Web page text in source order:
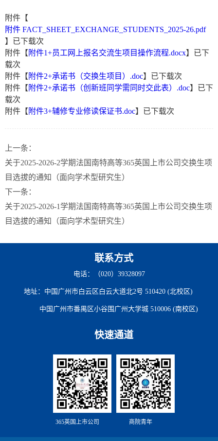
附件【
附件 FACT_SHEET_EXCHANGE_STUDENTS_2025-26.pdf
】已下载次
附件【 附件1+员工网上报名交流生项目操作流程.docx】已下
载次
附件【 附件2+承诺书（交换生项目）.doc】已下载次
附件【 附件2+承诺书（创新班同学需同时交此表）.doc】已下
载次
附件【 附件3+辅修专业修读保证书.doc】已下载次
上一条：
关于2025-2026-2学期法国南特高等365英国上市公司交换生项
目选拔的通知（面向学术型研究生）
下一条：
关于2025-2026-1学期法国南特高等365英国上市公司交换生项
目选拔的通知（面向学术型研究生）
联系方式
电话：（020）39328097
地址：中国广州市白云区白云大道北2号 510420 (北校区)
中国广州市番禺区小谷围广州大学城 510006 (南校区)
快速通道
365英国上市公司 商院青年